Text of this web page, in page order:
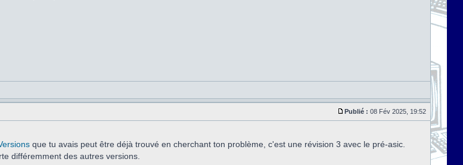
Publié : 08 Fév 2025, 19:52
que tu avais peut être déjà trouvé en cherchant ton problème, c'est une révision 3 avec le pré-asic.
différemment des autres versions.